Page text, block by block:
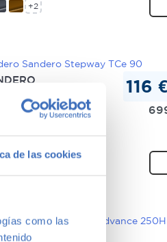
de las cookies
como las
+2
Gasolina
Manual
116 €